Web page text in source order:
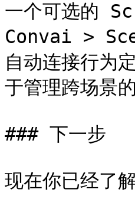
一个可选的
Convai >
自动连接行为
于管理跨场景
### 下一步
现在你已经了